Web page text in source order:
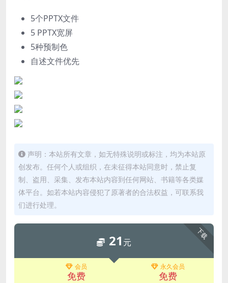
5个PPTX文件
5 PPTX宽屏
5种预制色
自述文件优先
声明：本站所有文章，如无特殊说明或标注，均为本站原
创发布。任何个人或组织，在未征得本站同意时，禁止复
制、盗用、采集、发布本站内容到任何网站、书籍等各类媒
体平台。如若本站内容侵犯了原著者的合法权益，可联系我
们进行处理。
下载
21 元
会员
免费
永久会员
免费